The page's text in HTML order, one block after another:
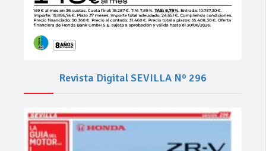
Revista Digital SEVILLA Nº 296